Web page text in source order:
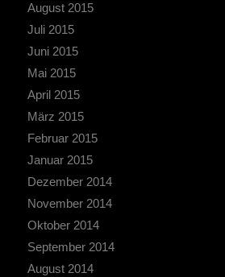
August 2015
Juli 2015
Juni 2015
Mai 2015
April 2015
März 2015
Februar 2015
Januar 2015
Dezember 2014
November 2014
Oktober 2014
September 2014
August 2014